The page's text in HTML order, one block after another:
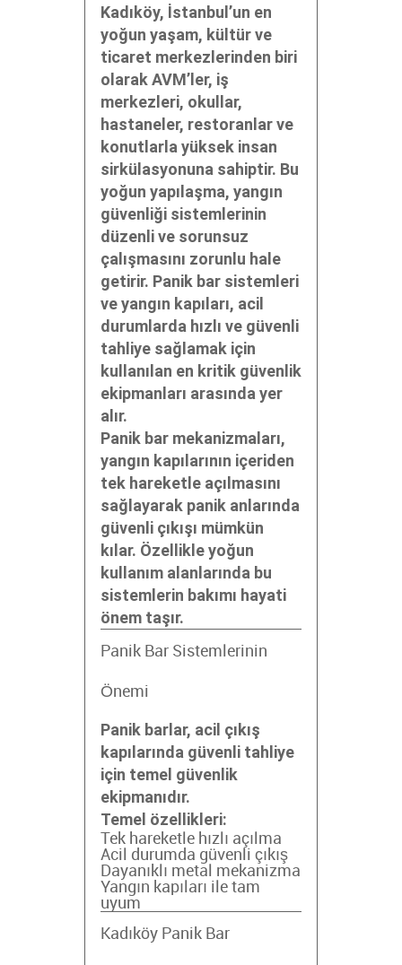
Kadıköy, İstanbul’un en
yoğun yaşam, kültür ve
ticaret merkezlerinden biri
olarak AVM’ler, iş
merkezleri, okullar,
hastaneler, restoranlar ve
konutlarla yüksek insan
sirkülasyonuna sahiptir. Bu
yoğun yapılaşma, yangın
güvenliği sistemlerinin
düzenli ve sorunsuz
çalışmasını zorunlu hale
getirir. Panik bar sistemleri
ve yangın kapıları, acil
durumlarda hızlı ve güvenli
tahliye sağlamak için
kullanılan en kritik güvenlik
ekipmanları arasında yer
alır.
Panik bar mekanizmaları,
yangın kapılarının içeriden
tek hareketle açılmasını
sağlayarak panik anlarında
güvenli çıkışı mümkün
kılar. Özellikle yoğun
kullanım alanlarında bu
sistemlerin bakımı hayati
önem taşır.
Panik Bar Sistemlerinin
Önemi
Panik barlar, acil çıkış
kapılarında güvenli tahliye
için temel güvenlik
ekipmanıdır.
Temel özellikleri:
Tek hareketle hızlı açılma
Acil durumda güvenli çıkış
Dayanıklı metal mekanizma
Yangın kapıları ile tam
uyum
Kadıköy Panik Bar